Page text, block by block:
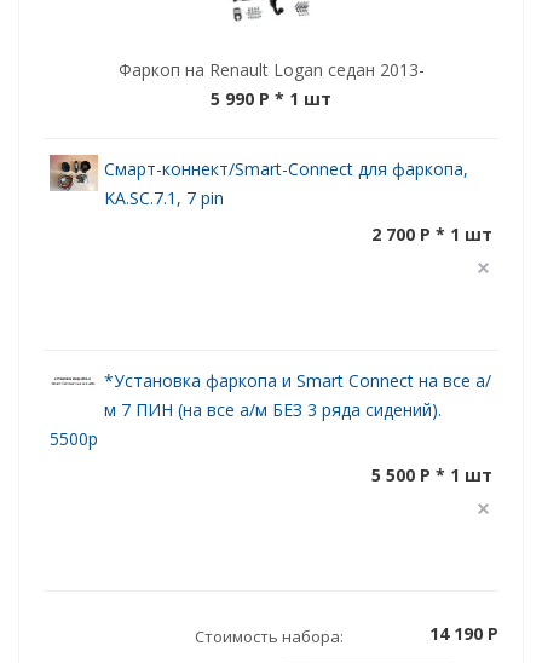
Фаркоп на Renault Logan седан 2013-
5 990 P * 1 шт
Смарт-коннект/Smart-Connect для фаркопа,
KA.SC.7.1, 7 pin
2 700 P * 1 шт
*Установка фаркопа и Smart Connect на все а/
м 7 ПИН (на все а/м БЕЗ 3 ряда сидений).
5500р
5 500 P * 1 шт
Стоимость набора: 14 190 P